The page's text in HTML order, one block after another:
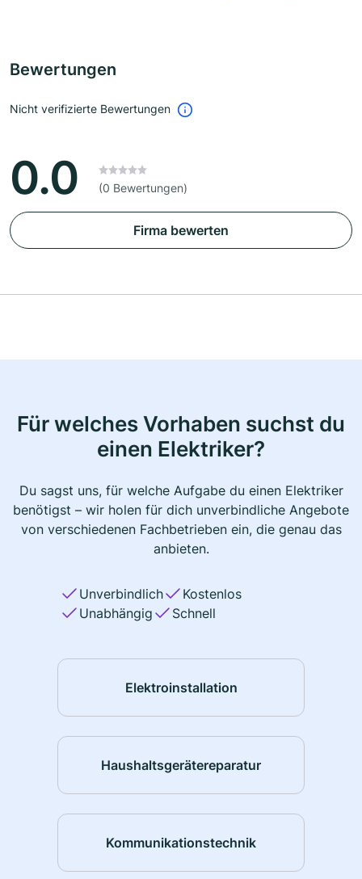
Bewertungen
Nicht verifizierte Bewertungen
0.0 (0 Bewertungen)
Firma bewerten
Für welches Vorhaben suchst du
einen Elektriker?
Du sagst uns, für welche Aufgabe du einen Elektriker
benötigst – wir holen für dich unverbindliche Angebote
von verschiedenen Fachbetrieben ein, die genau das
anbieten.
Unverbindlich
Kostenlos
Unabhängig
Schnell
Elektroinstallation
Haushaltsgerätereparatur
Kommunikationstechnik